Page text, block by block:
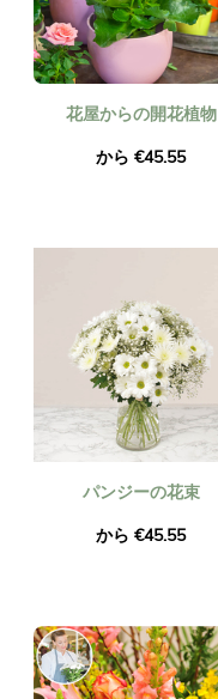
花屋からの開花植物
から €45.55
パンジーの花束
から €45.55